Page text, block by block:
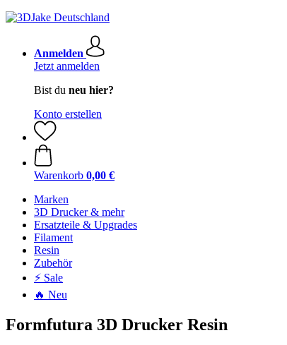
Anmelden
Jetzt anmelden
Bist du neu hier?
Konto erstellen
Warenkorb 0,00 €
Marken
3D Drucker & mehr
Ersatzteile & Upgrades
Filament
Resin
Zubehör
⚡ Sale
🔥 Neu
Formfutura 3D Drucker Resin